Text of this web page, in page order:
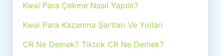
Kwai Para Çekme Nasıl Yapılır?
Kwai Para Kazanma Şartları Ve Yolları
CR Ne Demek? Tiktok CR Ne Demek?